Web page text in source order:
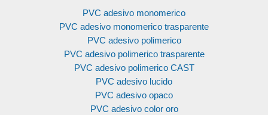
PVC adesivo monomerico
PVC adesivo monomerico trasparente
PVC adesivo polimerico
PVC adesivo polimerico trasparente
PVC adesivo polimerico CAST
PVC adesivo lucido
PVC adesivo opaco
PVC adesivo color oro